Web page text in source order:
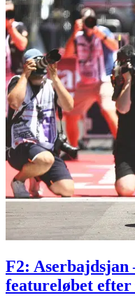
F2:
featureløbet